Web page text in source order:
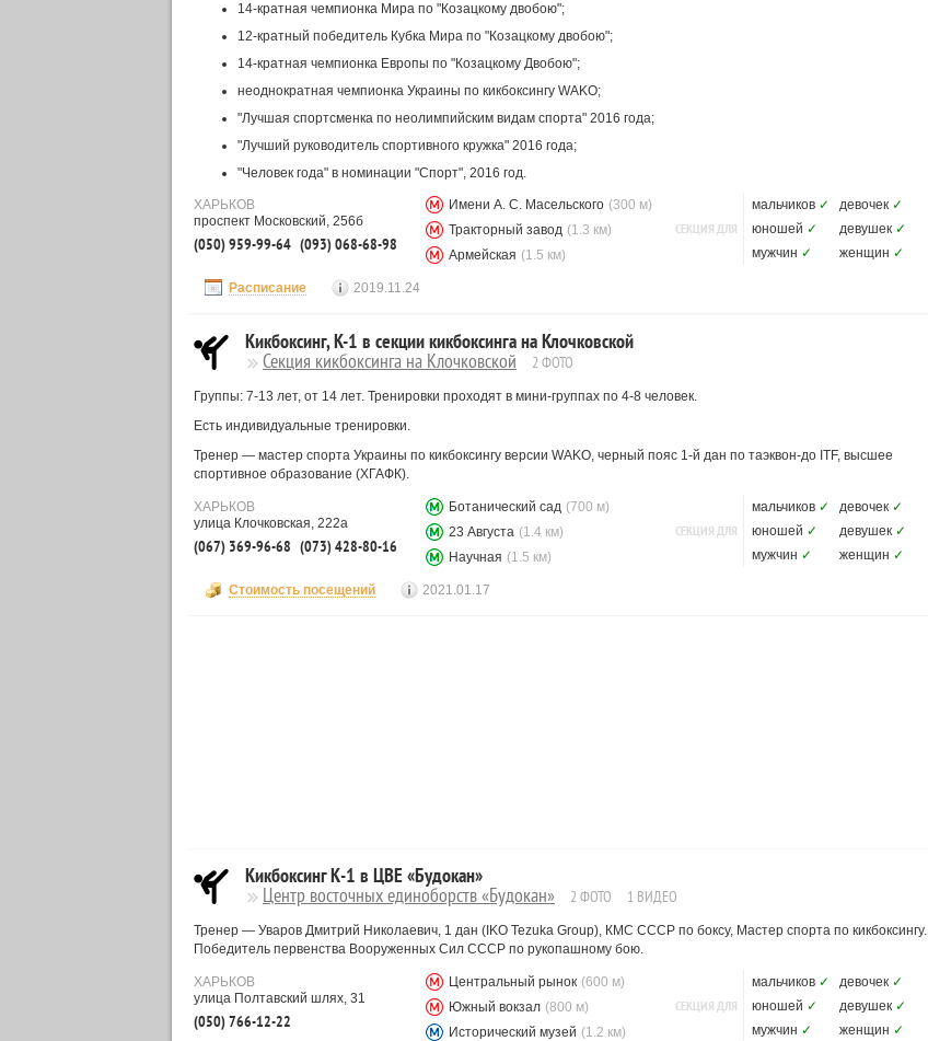
14-кратная чемпионка Мира по "Козацкому двобою";
12-кратный победитель Кубка Мира по "Козацкому двобою";
14-кратная чемпионка Европы по "Козацкому Двобою";
неоднократная чемпионка Украины по кикбоксингу WAKO;
"Лучшая спортсменка по неолимпийским видам спорта" 2016 года;
"Лучший руководитель спортивного кружка" 2016 года;
"Человек года" в номинации "Спорт", 2016 год.
ХАРЬКОВ
проспект Московский, 256б
(050) 959-99-64 (093) 068-68-98
Имени А. С. Масельского (300 м)
Тракторный завод (1.3 км)
Армейская (1.5 км)
СЕКЦИЯ ДЛЯ
мальчиков ✓ девочек ✓
юношей ✓ девушек ✓
мужчин ✓ женщин ✓
Расписание 2019.11.24
Кикбоксинг, K-1 в секции кикбоксинга на Клочковской
Секция кикбоксинга на Клочковской 2 ФОТО
Группы: 7-13 лет, от 14 лет. Тренировки проходят в мини-группах по 4-8 человек.
Есть индивидуальные тренировки.
Тренер — мастер спорта Украины по кикбоксингу версии WAKO, черный пояс 1-й дан по таэквон-до ITF, высшее
спортивное образование (ХГАФК).
ХАРЬКОВ
улица Клочковская, 222а
(067) 369-96-68 (073) 428-80-16
Ботанический сад (700 м)
23 Августа (1.4 км)
Научная (1.5 км)
СЕКЦИЯ ДЛЯ
мальчиков ✓ девочек ✓
юношей ✓ девушек ✓
мужчин ✓ женщин ✓
Стоимость посещений 2021.01.17
Кикбоксинг К-1 в ЦВЕ «Будокан»
Центр восточных единоборств «Будокан» 2 ФОТО 1 ВИДЕО
Тренер — Уваров Дмитрий Николаевич, 1 дан (IKO Tezuka Group), КМС СССР по боксу, Мастер спорта по кикбоксингу.
Победитель первенства Вооруженных Сил СССР по рукопашному бою.
ХАРЬКОВ
улица Полтавский шлях, 31
(050) 766-12-22
Центральный рынок (600 м)
Южный вокзал (800 м)
Исторический музей (1.2 км)
СЕКЦИЯ ДЛЯ
мальчиков ✓ девочек ✓
юношей ✓ девушек ✓
мужчин ✓ женщин ✓